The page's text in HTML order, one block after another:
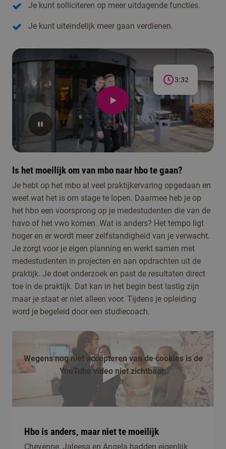
Je kunt solliciteren op meer uitdagende functies.
Je kunt uiteindelijk meer gaan verdienen.
3:32
Is het moeilijk om van mbo naar hbo te gaan?
Je hebt op het mbo al veel praktijkervaring opgedaan en
weet wat het is om stage te lopen. Daarmee heb je op
het hbo een voorsprong op je medestudenten die van de
havo of het vwo komen. Wat is anders? Het tempo ligt
hoger en er wordt meer zelfstandigheid van je verwacht.
Je zorgt voor je eigen planning en werkt samen met
medestudenten in projecten en aan opdrachten uit de
praktijk. Je doet onderzoek en past de resultaten direct
toe in de praktijk. Dat kan in het begin best lastig zijn
maar je staat er niet alleen voor. Tijdens je opleiding
word je begeleid door een studiecoach.
afspelen
Wegens nog niet accepteren van de cookies is de
YouTube video niet zichtbaar.
Hbo is anders, maar niet te moeilijk
Cheyenne, Jaleesa en Angela hadden eigenlijk